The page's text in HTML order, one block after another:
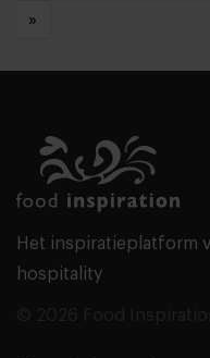
»
Het inspiratieplatform
hospitality